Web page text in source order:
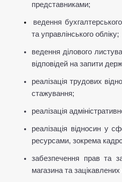
представниками;
ведення
та управлінського обліку;
ведення ділового
відповідей на запити
реалізація трудових
стажування;
реалізація
реалізація відносин у
ресурсами, зокрема
забезпечення прав та
магазина та зацікавлених